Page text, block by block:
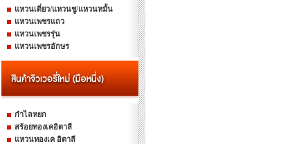
แหวนเดี่ยว/แหวนชู/แหวนหมั้น
แหวนเพชรแถว
แหวนเพชรรุ่น
แหวนเพชรอักษร
กำไลหยก
สร้อยทองเคอิตาลี
แหวนทองเค อิตาลี